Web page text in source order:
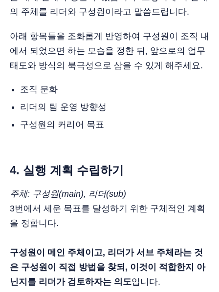
의 주체를 리더와 구성원이라고 말씀드립니다.
아래 항목들을 조화롭게 반영하여 구성원이 조직 내
에서 되었으면 하는 모습을 정한 뒤, 앞으로의 업무
태도와 방식의 북극성으로 삼을 수 있게 해주세요.
조직 문화
리더의 팀 운영 방향성
구성원의 커리어 목표
4. 실행 계획 수립하기
주체: 구성원(main), 리더(sub)
3번에서 세운 목표를 달성하기 위한 구체적인 계획
을 정합니다.
구성원이 메인 주체이고, 리더가 서브 주체라는 것
은 구성원이 직접 방법을 찾되, 이것이 적합한지 아
닌지를 리더가 검토하자는 의도입니다.